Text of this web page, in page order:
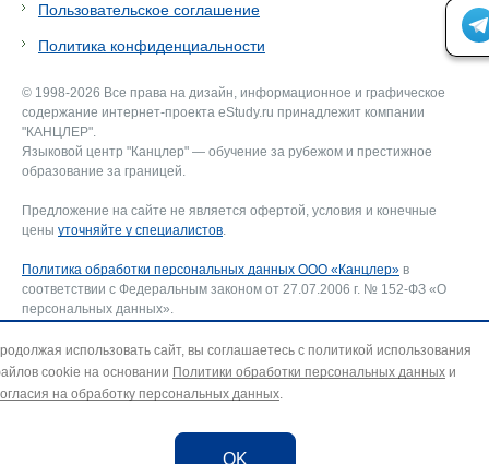
Пользовательское соглашение
Политика конфиденциальности
© 1998-2026 Все права на дизайн, информационное и графическое
содержание интернет-проекта eStudy.ru принадлежит компании
"КАНЦЛЕР".
Языковой центр "Канцлер" — обучение за рубежом и престижное
образование за границей.
Предложение на сайте не является офертой, условия и конечные
цены уточняйте у специалистов.
Политика обработки персональных данных ООО «Канцлер» в
соответствии с Федеральным законом от 27.07.2006 г. № 152-ФЗ «О
персональных данных».
соглашение на обработку персональных данных и использование
файлов cookie. В случае несогласия — покиньте сайт.
Для отзыва согласия на обработку персональных данных направьте
использовать сайт, вы соглашаетесь с политикой использования
cookie на основании Политики обработки персональных данных и
на обработку персональных данных.
OK